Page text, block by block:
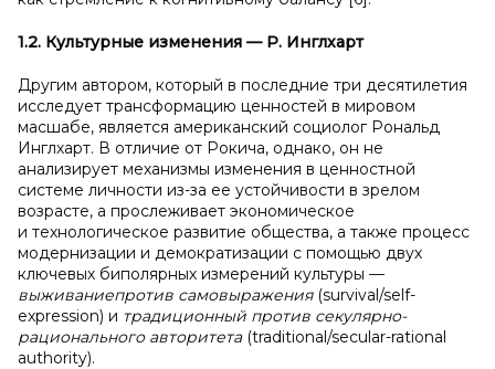
1.2. Культурные изменения — Р. Инглхарт
Другим автором, который в последние три десятилетия
исследует трансформацию ценностей в мировом
масшабе, является американский социолог Рональд
Инглхарт. В отличие от Рокича, однако, он не
анализирует механизмы изменения в ценностной
системе личности из-за ее устойчивости в зрелом
возрасте, а прослеживает экономическое
и технологическое развитие общества, а также процесс
модернизации и демократизации с помощью двух
ключевых биполярных измерений культуры —
выживаниепротив самовыражения(survival/self-
expression) и традиционный против секулярно-
рационального авторитета(traditional/secular-rational
authority).